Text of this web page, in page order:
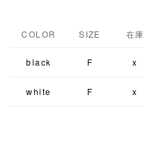
COLOR SIZE 在庫
black F x
white F x